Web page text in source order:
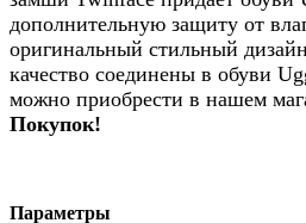
дополнительную защиту от
оригинальный стильный
качество соединены в обуви
можно приобрести в нашем
Покупок!
Параметры